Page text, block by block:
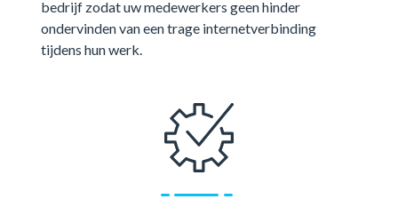
bedrijf zodat uw medewerkers geen hinder
ondervinden van een trage internetverbinding
tijdens hun werk.